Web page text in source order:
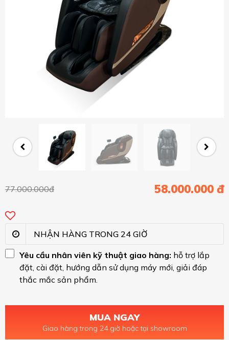
77.000.000đ 58.000.000 đ
NHẬN HÀNG TRONG 24 GIỜ
Yêu cầu nhân viên kỹ thuật giao hàng: hỗ trợ lắp
đặt, cài đặt, hướng dẫn sử dụng máy mới, giải đáp
thắc mắc sản phẩm.
MUA NGAY
Giao hàng trong 24 giờ hoặc tại showroom